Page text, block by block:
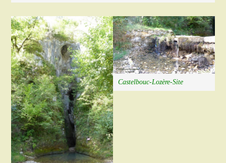
Castelbouc-Lozère-Site